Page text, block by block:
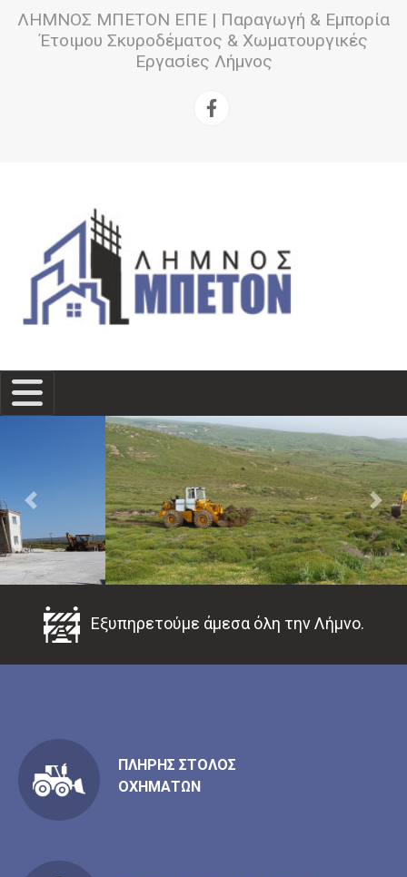
ΛΗΜΝΟΣ ΜΠΕΤΟΝ ΕΠΕ | Παραγωγή & Εμπορία
Έτοιμου Σκυροδέματος & Χωματουργικές
Εργασίες Λήμνος
Previous
Εξυπηρετούμε άμεσα όλη την Λήμνο.
ΠΛΗΡΗΣ ΣΤΟΛΟΣ
ΟΧΗΜΑΤΩΝ